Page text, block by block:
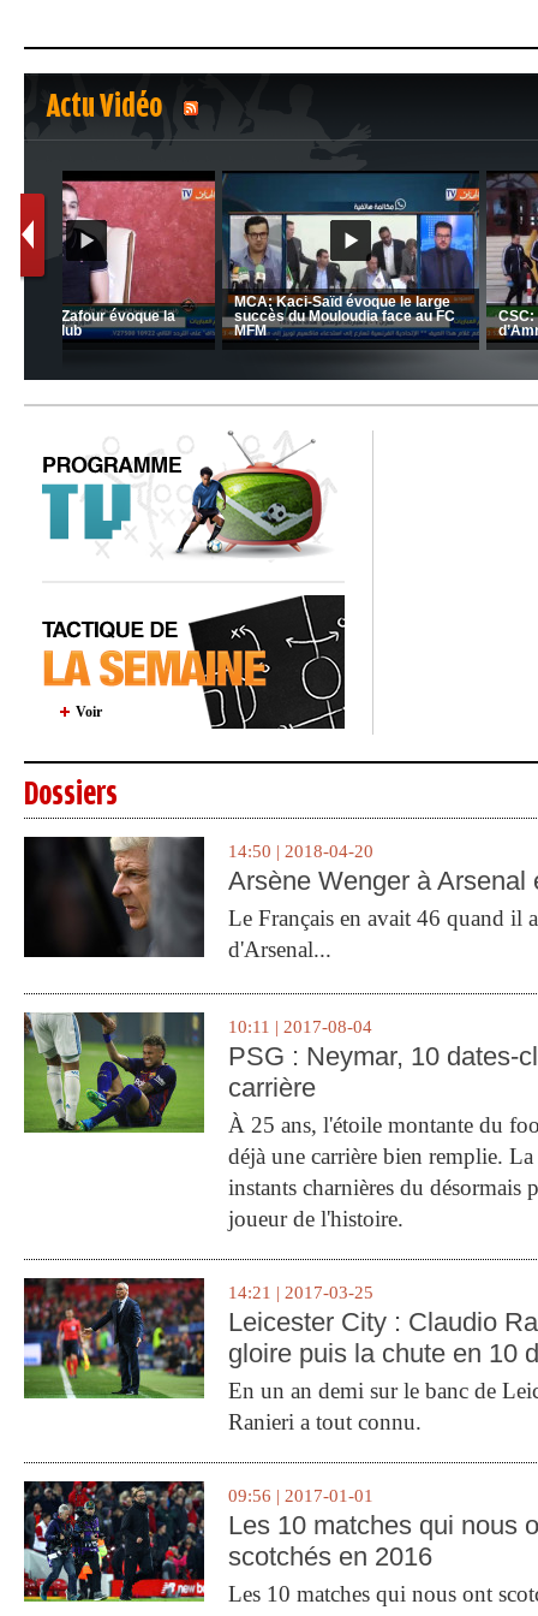
Actu Vidéo
1 2
MCA: Kaci-Saïd évoque le
succès du Mouloudia face
MFM
JSK: Brahim Zafour évoque la
situation du club
Voir
Dossiers
14:50 | 2018-04-20
Arsène Wenger à Arsenal
Le Français en avait 46 quand il
d'Arsenal...
10:11 | 2017-08-04
PSG : Neymar, 10 dates-
carrière
À 25 ans, l'étoile montante du
déjà une carrière bien remplie.
instants charnières du désormais
joueur de l'histoire.
14:21 | 2017-03-25
Leicester City : Claudio
gloire puis la chute en 10
En un an demi sur le banc de
Ranieri a tout connu.
09:56 | 2017-01-01
Les 10 matches qui nous
scotchés en 2016
Les 10 matches qui nous ont